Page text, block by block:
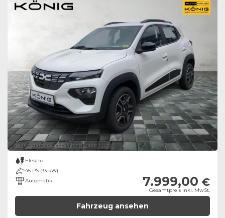
Bild zeigt Beispielabbildung des Fahrzeugs
Elektro
45 PS (33 kW)
Automatik
7.999,00 €
Gesamtpreis inkl. MwSt.
Fahrzeug ansehen